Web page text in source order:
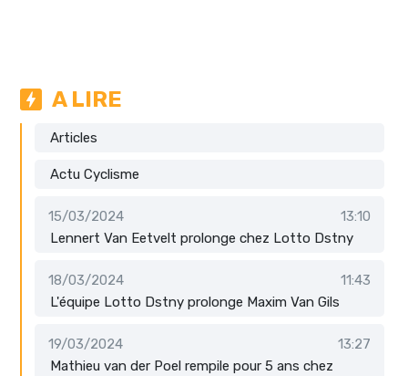
A LIRE
Articles
Actu Cyclisme
15/03/2024
13:10
Lennert Van Eetvelt prolonge chez Lotto Dstny
18/03/2024
11:43
L'équipe Lotto Dstny prolonge Maxim Van Gils
19/03/2024
13:27
Mathieu van der Poel rempile pour 5 ans chez